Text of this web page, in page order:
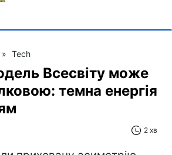
» Tech
Всесвіту може
темна енергія
2 хв